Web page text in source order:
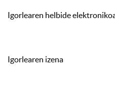
Igorlearen helbide
Igorlearen izena